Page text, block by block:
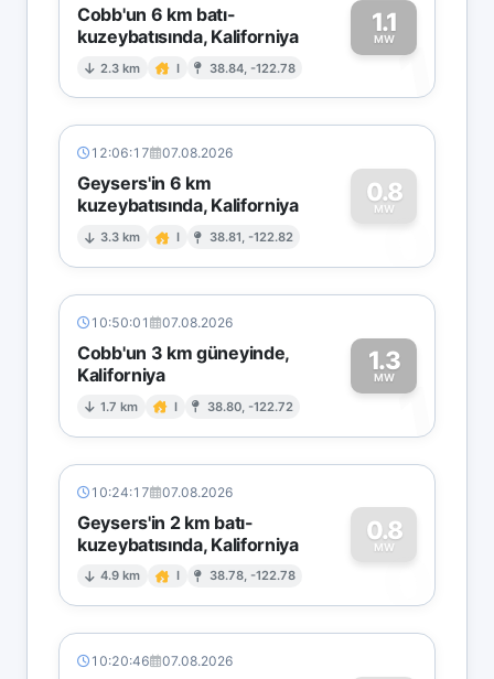
Cobb'un 6 km batı-
kuzeybatısında, Kaliforniya
2.3 km I 38.84, -122.78
1.1
MW1
12:06:17 07.08.2026
Geysers'in 6 km
kuzeybatısında, Kaliforniya
3.3 km I 38.81, -122.82
0.8
MW
0
10:50:01 07.08.2026
Cobb'un 3 km güneyinde,
Kaliforniya
1.7 km I 38.80, -122.72
1.3
MW1
10:24:17 07.08.2026
Geysers'in 2 km batı-
kuzeybatısında, Kaliforniya
4.9 km I 38.78, -122.78
0.8
MW
0
10:20:46 07.08.2026